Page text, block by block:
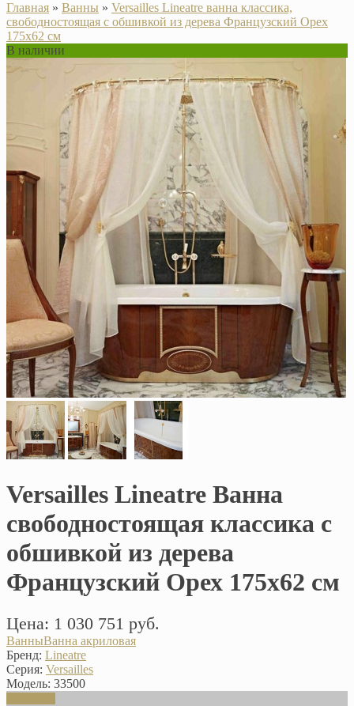
Главная » Ванны » Versailles Lineatre ванна классика,
свободностоящая с обшивкой из дерева Французский Орех
175х62 см
В наличии
Versailles Lineatre Ванна
свободностоящая классика с
обшивкой из дерева
Французский Орех 175х62 см
Цена: 1 030 751 руб.
ВанныВанна акриловая
Бренд: Lineatre
Серия: Versailles
Модель: 33500